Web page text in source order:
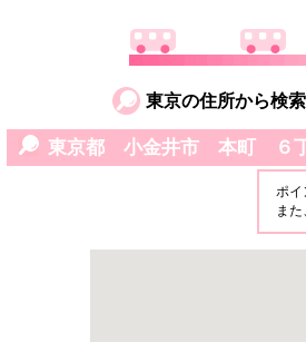
東京の住所から検索
東京都 小金井市 本町 ６
ポイ
ま